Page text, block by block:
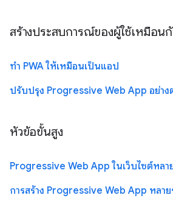
สร้างประสบการณ์ของผู้ใช้เหมือน
ทำ PWA ให้เหมือนเป็นแอป
ปรับปรุง Progressive Web App อย่าง
หัวข้อขั้นสูง
Progressive Web App ในเว็บไซต์หลา
การสร้าง Progressive Web App หลาย